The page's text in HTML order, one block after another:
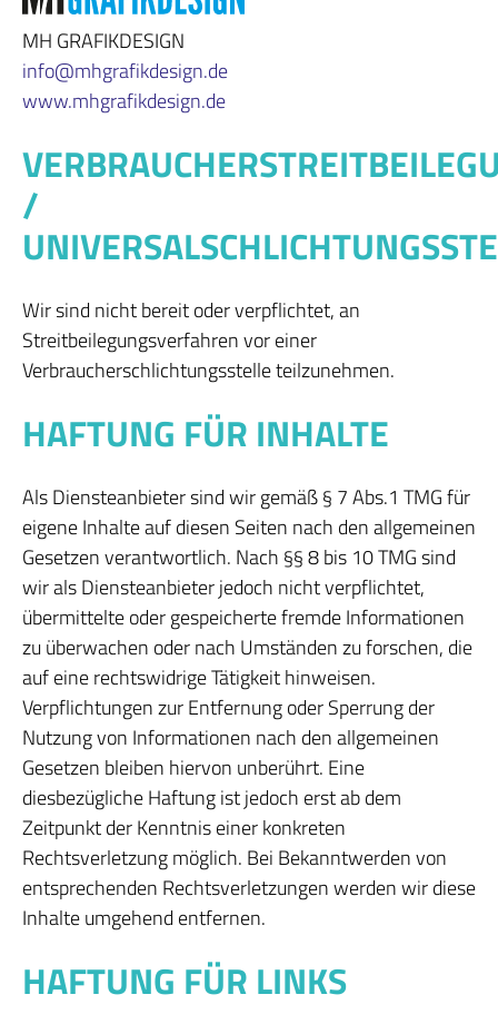
MH GRAFIKDESIGN
info@mhgrafikdesign.de
www.mhgrafikdesign.de
/
Wir sind nicht bereit oder verpflichtet, an
Streitbeilegungsverfahren vor einer
Verbraucherschlichtungsstelle teilzunehmen.
HAFTUNG FÜR INHALTE
Als Diensteanbieter sind wir gemäß § 7 Abs.1 TMG für
eigene Inhalte auf diesen Seiten nach den allgemeinen
Gesetzen verantwortlich. Nach §§ 8 bis 10 TMG sind
wir als Diensteanbieter jedoch nicht verpflichtet,
übermittelte oder gespeicherte fremde Informationen
zu überwachen oder nach Umständen zu forschen, die
auf eine rechtswidrige Tätigkeit hinweisen.
Verpflichtungen zur Entfernung oder Sperrung der
Nutzung von Informationen nach den allgemeinen
Gesetzen bleiben hiervon unberührt. Eine
diesbezügliche Haftung ist jedoch erst ab dem
Zeitpunkt der Kenntnis einer konkreten
Rechtsverletzung möglich. Bei Bekanntwerden von
entsprechenden Rechtsverletzungen werden wir diese
Inhalte umgehend entfernen.
HAFTUNG FÜR LINKS